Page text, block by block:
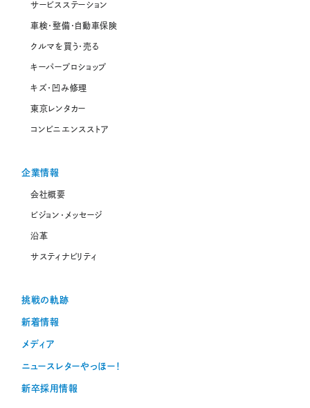
サービスステーション
車検・整備・自動車保険
クルマを買う・売る
キーパープロショップ
キズ・凹み修理
東京レンタカー
コンビニエンスストア
企業情報
会社概要
ビジョン・メッセージ
沿革
サスティナビリティ
挑戦の軌跡
新着情報
メディア
ニュースレターやっほー！
新卒採用情報